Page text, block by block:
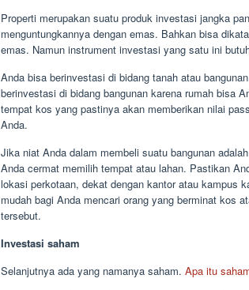
Properti merupakan suatu produk investasi jangka
menguntungkannya dengan emas. Bahkan bisa
emas. Namun instrument investasi yang satu ini
Anda bisa berinvestasi di bidang tanah atau
berinvestasi di bidang bangunan karena rumah bisa
tempat kos yang pastinya akan memberikan nilai
Anda.
Jika niat Anda dalam membeli suatu bangunan
Anda cermat memilih tempat atau lahan. Pastikan
lokasi perkotaan, dekat dengan kantor atau kampus
mudah bagi Anda mencari orang yang berminat kos
tersebut.
Investasi saham
Selanjutnya ada yang namanya saham. Apa itu